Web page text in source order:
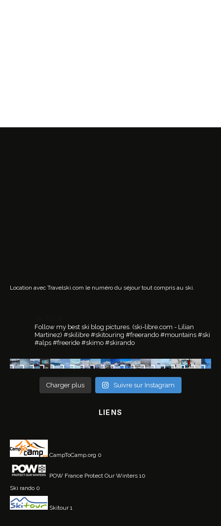
Location avec Travelski.com le numéro du séjour tout compris au ski.
Follow my best ski blog pictures. (ski-libre.com - Lilian
Martinez) #skilibre #skitouring #freerando #mountains #ski
#alps #freeride #skimo #skirando
Charger plus Suivre sur Instagram
LIENS
CampToCamp.org 0
POW France Protect Our Winters 10
Ski rando 0
Skitour1